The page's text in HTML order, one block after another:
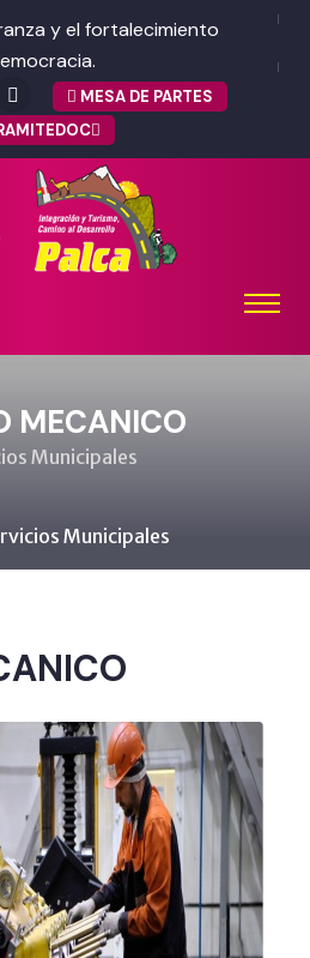
y el fortalecimiento
MESA DE PARTES
MECANICO
Municipales
Municipales